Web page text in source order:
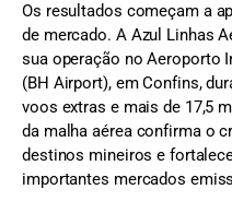
Os resultados começam a
de mercado. A Azul Linhas
sua operação no Aeroporto
(BH Airport), em Confins,
voos extras e mais de 17,5
da malha aérea confirma o
destinos mineiros e
importantes mercados